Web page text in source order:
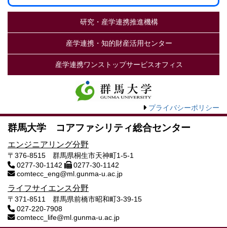
研究・産学連携推進機構
産学連携・知的財産活用センター
産学連携ワンストップサービスオフィス
プライバシーポリシー
群馬大学 コアファシリティ総合センター
エンジニアリング分野
〒376-8515 群馬県桐生市天神町1-5-1
0277-30-1142
0277-30-1142
comtecc_eng@ml.gunma-u.ac.jp
ライフサイエンス分野
〒371-8511 群馬県前橋市昭和町3-39-15
027-220-7908
comtecc_life@ml.gunma-u.ac.jp